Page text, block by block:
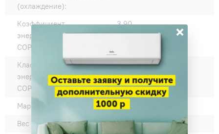
(охлаждение):
Коэффициент
энергоэффективности
COP:
3.90
Класс
энергоэффективности
COP (нагрев):
A
Марка компрессора:
GMCC
Вес внешнего блока, кг:
30
×